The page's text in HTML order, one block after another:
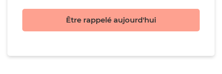
Être rappelé aujourd'hui